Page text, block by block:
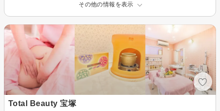
その他の情報を表示
Total Beauty 宝塚